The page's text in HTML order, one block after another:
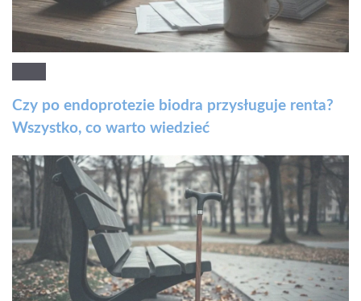
Czy po endoprotezie biodra przysługuje renta?
Wszystko, co warto wiedzieć